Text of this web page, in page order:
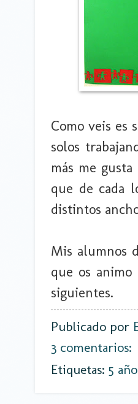
Como veis es
solos
más me
que de cada
distintos
Mis alumnos
que os
siguientes.
Publicado por
3 comentarios:
Etiquetas: 5